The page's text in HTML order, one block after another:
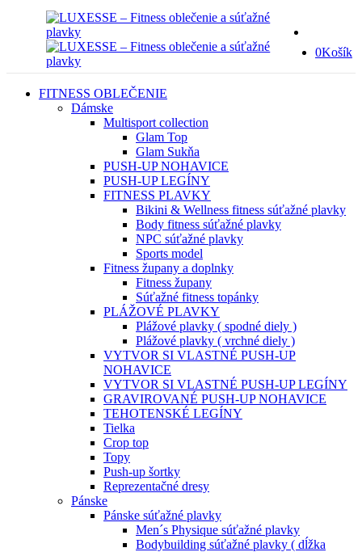
0Košík
FITNESS OBLEČENIE
Dámske
Multisport collection
Glam Top
Glam Sukňa
PUSH-UP NOHAVICE
PUSH-UP LEGÍNY
FITNESS PLAVKY
Bikini & Wellness fitness súťažné plavky
Body fitness súťažné plavky
NPC súťažné plavky
Sports model
Fitness župany a doplnky
Fitness župany
Súťažné fitness topánky
PLÁŽOVÉ PLAVKY
Plážové plavky ( spodné diely )
Plážové plavky ( vrchné diely )
VYTVOR SI VLASTNÉ PUSH-UP
NOHAVICE
VYTVOR SI VLASTNÉ PUSH-UP LEGÍNY
GRAVIROVANÉ PUSH-UP NOHAVICE
TEHOTENSKÉ LEGÍNY
Tielka
Crop top
Topy
Push-up šortky
Reprezentačné dresy
Pánske
Pánske súťažné plavky
Men´s Physique súťažné plavky
Bodybuilding súťažné plavky ( dĺžka